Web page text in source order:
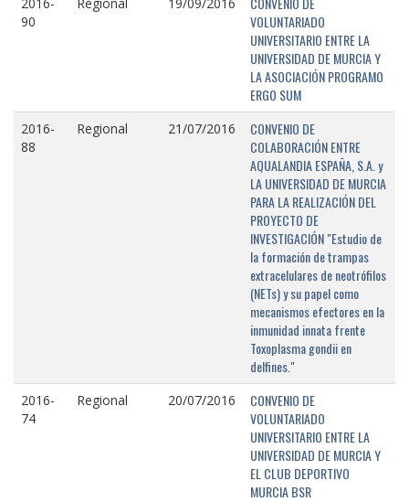
90
VOLUNTARIADO
UNIVERSITARIO ENTRE LA
UNIVERSIDAD DE MURCIA Y
LA ASOCIACIÓN PROGRAMO
ERGO SUM
2016-
88
Regional 21/07/2016
CONVENIO DE
COLABORACIÓN ENTRE
AQUALANDIA ESPAÑA, S.A. y
LA UNIVERSIDAD DE MURCIA
PARA LA REALIZACIÓN DEL
PROYECTO DE
INVESTIGACIÓN "Estudio de
la formación de trampas
extracelulares de neotrófilos
(NETs) y su papel como
mecanismos efectores en la
inmunidad innata frente
Toxoplasma gondii en
delfines."
2016-
74
Regional 20/07/2016
CONVENIO DE
VOLUNTARIADO
UNIVERSITARIO ENTRE LA
UNIVERSIDAD DE MURCIA Y
EL CLUB DEPORTIVO
MURCIA BSR